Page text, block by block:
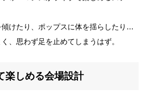
けたり、ポップスに体を揺らしたり…
、思わず足を止めてしまうはず。
楽しめる会場設計